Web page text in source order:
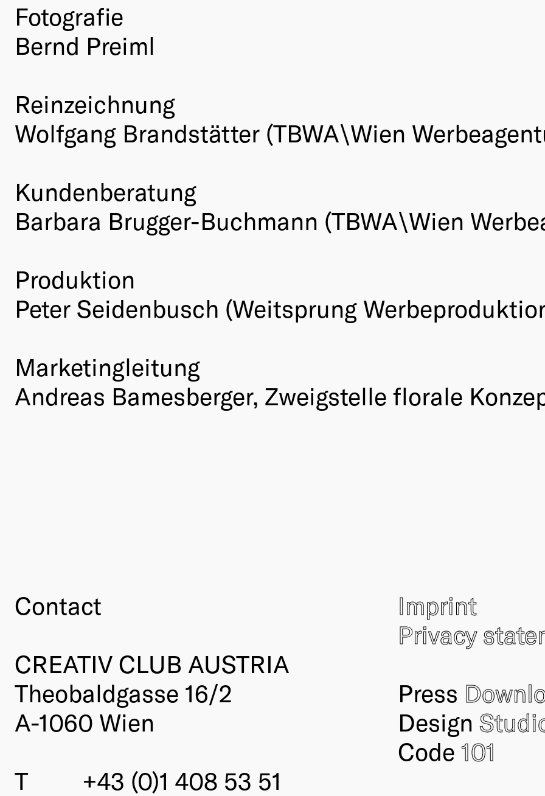
Fotografie
Bernd Preiml
Reinzeichnung
Wolfgang Brandstätter (TBWA\Wien
Kundenberatung
Barbara Brugger-Buchmann (TBWA\Wien
Produktion
Peter Seidenbusch (Weitsprung
Marketingleitung
Andreas Bamesberger, Zweigstelle florale
Contact
CREATIV CLUB AUSTRIA
Theobaldgasse 16/2
A-1060 Wien
T
+43 (0)1 408 53 51
Imprint
Privacy
Press
Design
Code 101